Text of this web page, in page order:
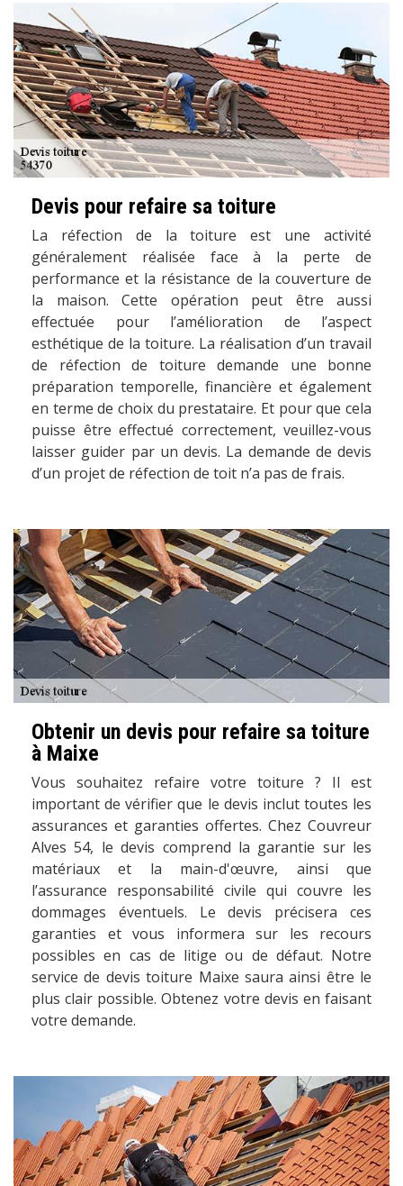
Devis pour refaire sa toiture
La réfection de la toiture est une activité
généralement réalisée face à la perte de
performance et la résistance de la couverture de
la maison. Cette opération peut être aussi
effectuée pour l’amélioration de l’aspect
esthétique de la toiture. La réalisation d’un travail
de réfection de toiture demande une bonne
préparation temporelle, financière et également
en terme de choix du prestataire. Et pour que cela
puisse être effectué correctement, veuillez-vous
laisser guider par un devis. La demande de devis
d’un projet de réfection de toit n’a pas de frais.
Obtenir un devis pour refaire sa toiture
à Maixe
Vous souhaitez refaire votre toiture ? Il est
important de vérifier que le devis inclut toutes les
assurances et garanties offertes. Chez Couvreur
Alves 54, le devis comprend la garantie sur les
matériaux et la main-d'œuvre, ainsi que
l’assurance responsabilité civile qui couvre les
dommages éventuels. Le devis précisera ces
garanties et vous informera sur les recours
possibles en cas de litige ou de défaut. Notre
service de devis toiture Maixe saura ainsi être le
plus clair possible. Obtenez votre devis en faisant
votre demande.